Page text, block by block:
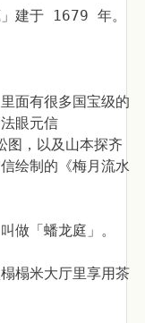
建于 1679 年。
面有很多国宝级的
眼元信
，以及山本探齐
绘制的《梅月流水
做「蟠龙庭」。
榻米大厅里享用茶